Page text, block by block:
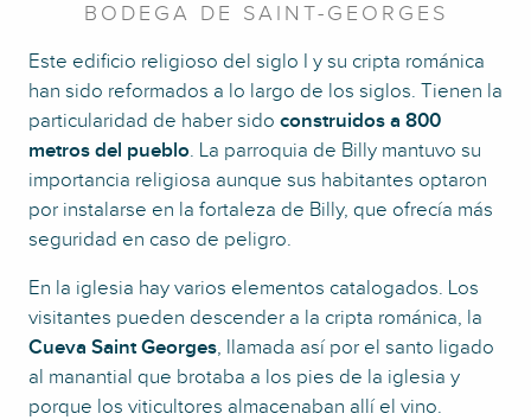
BODEGA DE SAINT-GEORGES
Este edificio religioso del siglo I y su cripta románica
han sido reformados a lo largo de los siglos. Tienen la
particularidad de haber sido construidos a 800
metros del pueblo. La parroquia de Billy mantuvo su
importancia religiosa aunque sus habitantes optaron
por instalarse en la fortaleza de Billy, que ofrecía más
seguridad en caso de peligro.
En la iglesia hay varios elementos catalogados. Los
visitantes pueden descender a la cripta románica, la
Cueva Saint Georges, llamada así por el santo ligado
al manantial que brotaba a los pies de la iglesia y
porque los viticultores almacenaban allí el vino.